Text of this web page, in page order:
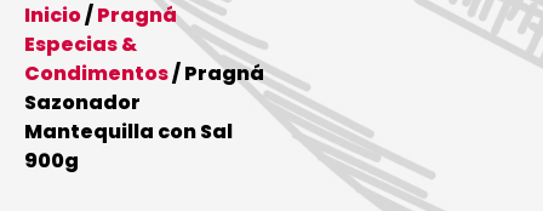
Inicio/Pragná
Especias &
Condimentos/ Pragná
Sazonador
Mantequilla con Sal
900g